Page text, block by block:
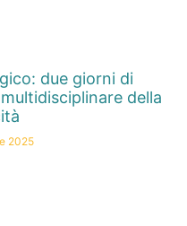
due giorni di
della
2025